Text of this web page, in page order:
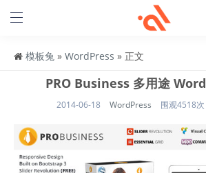
模板兔 » WordPress » 正文
PRO Business 多用途
2014-06-18 WordPress 围观4518次